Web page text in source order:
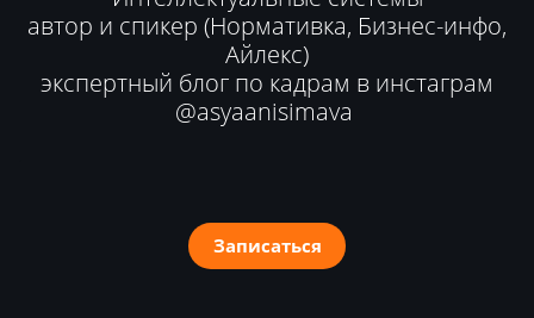
автор и спикер (Нормативка, Бизнес-инфо,
Айлекс)
экспертный блог по кадрам в инстаграм
@asyaanisimava
Записаться